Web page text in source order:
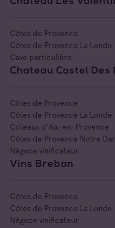
Côtes de Provence
Côtes de Provence La Londe
Cave particulière
Chateau Castel Des
Côtes de Provence
Côtes de Provence La Londe
Coteaux d'Aix-en-Provence
Côtes de Provence Notre
Négoce vinificateur
Vins Breban
Côtes de Provence
Côtes de Provence La Londe
Négoce vinificateur